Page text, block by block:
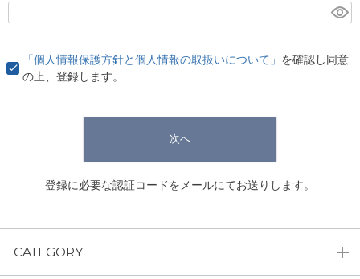
)
「個人情報保護方針と個人情報の取扱いについて」 を確認し同意
の上、登録します。
次へ
登録に必要な認証コードをメールにてお送りします。
CATEGORY